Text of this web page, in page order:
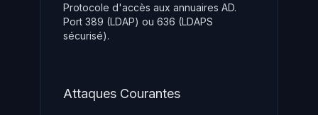
Protocole d'accès aux annuaires AD.
Port 389 (LDAP) ou 636 (LDAPS
sécurisé).
Attaques Courantes